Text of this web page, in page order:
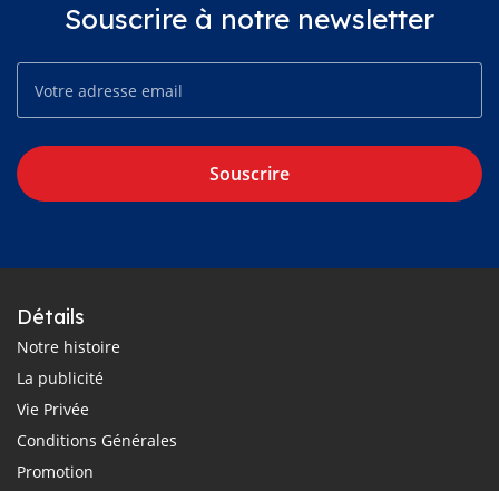
Souscrire à notre newsletter
Souscrire
Détails
Notre histoire
La publicité
Vie Privée
Conditions Générales
Promotion